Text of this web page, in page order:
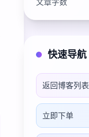
快速导航
返回博客列表
立即下单